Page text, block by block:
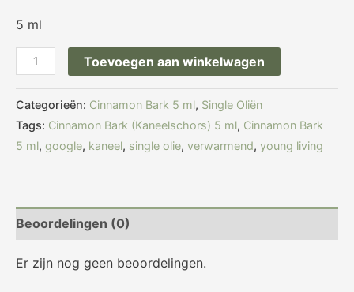
5 ml
Toevoegen aan winkelwagen
Categorieën: Cinnamon Bark 5 ml, Single Oliën
Tags: Cinnamon Bark (Kaneelschors) 5 ml, Cinnamon Bark
5 ml, google, kaneel, single olie, verwarmend, young living
Beoordelingen (0)
Er zijn nog geen beoordelingen.